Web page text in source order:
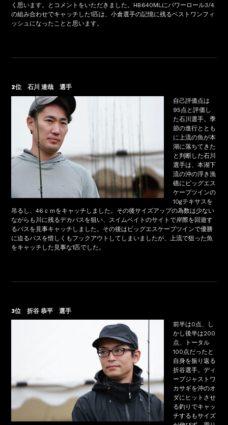
く思います。とコメントをいただきました。HB640MLにパワーロール3/4
の組み合わせでキャッチした1匹は、小倉選手の記憶に残るベストワンフィ
ッシュになったことと思います。
2位 石川 達哉 選手
自己評価点は
95点と評価し
た石川選手。季
節の進行ととも
に上流の魚が本
湖に落ちてきた
と判断した石川
選手は、本湖下
流の沖の浮き漁
礁にビッグエス
ケープツインの
10gテキサスを
吊るし、46ｃｍをキャッチしました。その後サイズアップの為数は少ない
ながらも川に残るデカバスを狙い、スイムベイトのサイトで岸際を回遊す
るバスを見事キャッチしました。その後はビッグエスケープツインで優勝
に迫るバスを惜しくもフックアウトしてしまいましたが、上流で狙った魚
をキャッチした見事な1匹でした。
3位 折谷 恭平 選手
前半は0点、し
かし後半は200
点、トータル
100点だったと
自身を振り返る
折谷選手。ディ
ープジャストワ
カサギを沖のオ
ダにヒットさせ
る釣りでキャッ
チするもサイズ